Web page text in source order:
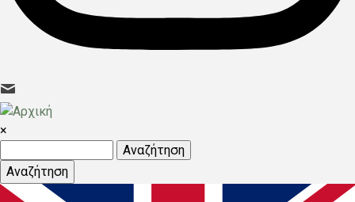
×
Αναζήτηση